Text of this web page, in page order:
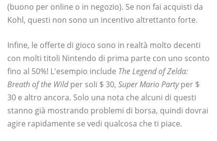
(buono per online o in negozio). Se non fai acquisti da
Kohl, questi non sono un incentivo altrettanto forte.
Infine, le offerte di gioco sono in realtà molto decenti
con molti titoli Nintendo di prima parte con uno sconto
fino al 50%! L'esempio include The Legend of Zelda:
Breath of the Wildper soli $ 30, Super Mario Partyper $
30 e altro ancora. Solo una nota che alcuni di questi
stanno già mostrando problemi di borsa, quindi dovrai
agire rapidamente se vedi qualcosa che ti piace.